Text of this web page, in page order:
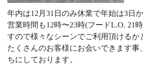
年内は12月31日のみ休業で年始は3日
営業時間も12時〜23時(フードL.O. 21
すので様々なシーンでご利用頂けるか
たくさんのお客様にお会いできます事
ちにしております。